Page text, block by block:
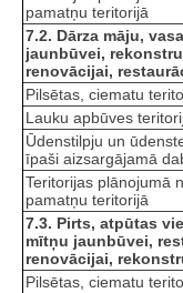
pamatņu teritorijā
7.2. Dārza māju,
jaunbūvei,
renovācijai,
Pilsētas, ciematu
Lauku apbūves
Ūdenstilpju un
īpaši aizsargājamā
Teritorijas plānojumā
pamatņu teritorijā
7.3. Pirts, atpūtas
mītņu jaunbūvei,
renovācijai,
Pilsētas, ciematu